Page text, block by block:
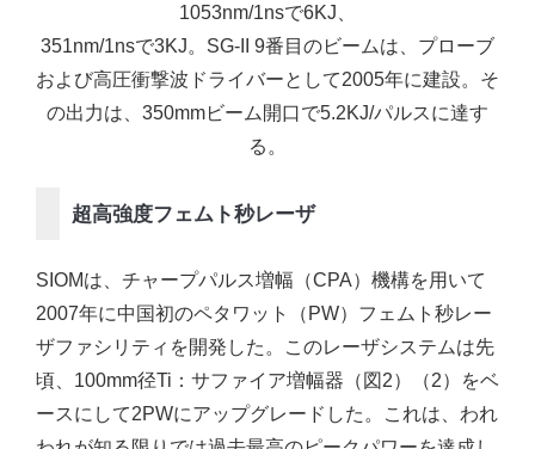
1053nm/1nsで6KJ、
351nm/1nsで3KJ。SG-II 9番目のビームは、プローブ
および高圧衝撃波ドライバーとして2005年に建設。そ
の出力は、350mmビーム開口で5.2KJ/パルスに達す
る。
超高強度フェムト秒レーザ
SIOMは、チャープパルス増幅（CPA）機構を用いて
2007年に中国初のペタワット（PW）フェムト秒レー
ザファシリティを開発した。このレーザシステムは先
頃、100mm径Ti：サファイア増幅器（図2）（2）をベ
ースにして2PWにアップグレードした。これは、われ